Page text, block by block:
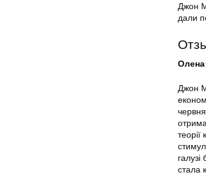
Джон
дали
Джон
теорії
стала